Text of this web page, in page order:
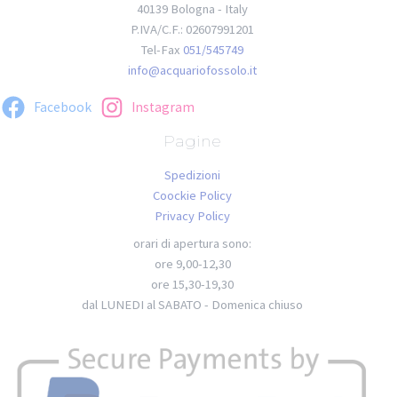
40139 Bologna - Italy
P.IVA/C.F.: 02607991201
Tel-Fax 051/545749
info@acquariofossolo.it
Facebook Instagram
Pagine
Spedizioni
Coockie Policy
Privacy Policy
orari di apertura sono:
ore 9,00-12,30
ore 15,30-19,30
dal LUNEDI al SABATO - Domenica chiuso